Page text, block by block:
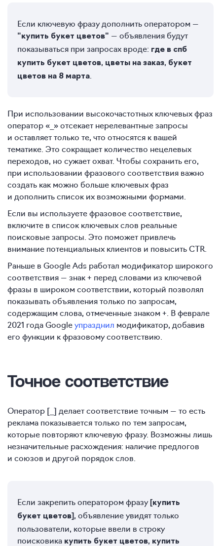
Если ключевую фразу дополнить оператором —
"купить букет цветов" — объявления будут
показываться при запросах вроде: где в спб
купить букет цветов, цветы на заказ, букет
цветов на 8 марта
При использовании высокочастотных ключевых фраз
оператор «_» отсекает нерелевантные запросы
и оставляет только те, что относятся к вашей
тематике. Это сокращает количество нецелевых
переходов, но сужает охват. Чтобы сохранить его,
при использовании фразового соответствия важно
создать как можно больше ключевых фраз
и дополнить список их возможными формами.
Если вы используете фразовое соответствие,
включите в список ключевых слов реальные
поисковые запросы. Это поможет привлечь
внимание потенциальных клиентов и повысить CTR.
Раньше в Google Ads работал модификатор широкого
соответствия — знак + перед словами из ключевой
фразы в широком соответствии, который позволял
показывать объявления только по запросам,
содержащим слова, отмеченные знаком +. В феврале
2021 года Googleупразднил модификатор, добавив
его функции к фразовому соответствию.
Точное соответствие
Оператор [_] делает соответствие точным — то есть
реклама показывается только по тем запросам,
которые повторяют ключевую фразу. Возможны лишь
незначительные расхождения: наличие предлогов
и союзов и другой порядок слов.
Если закрепить оператором фразу [купить
букет цветов] , объявление увидят только
пользователи, которые ввели в строку
поисковика купить букет цветов, купить